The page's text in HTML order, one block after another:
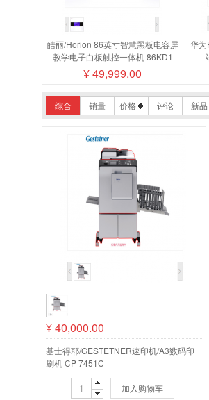
皓丽/Horion 86英寸智慧黑板电容屏
教学电子白板触控一体机 86KD1
¥49,999.00
华为
综合 销量 价格 评论 新品
¥40,000.00
基士得耶/GESTETNER速印机/A3数码印
刷机 CP 7451C
加入购物车